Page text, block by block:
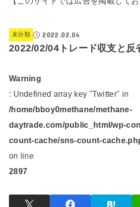
未分類 2022.02.04
2022/02/04トレード収支と反
Warning
: Undefined array key "Twitter" in
/home/bboy0methane/methane-
daytrade.com/public_html/wp-
count-cache/sns-count-
on line
2897